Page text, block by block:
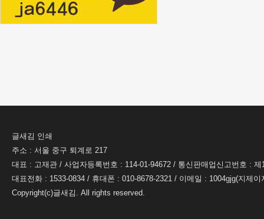
글새김 인쇄
주소 : 서울 중구 퇴계로 217
대표 : 고재관 / 사업자등록번호 : 114-01-94672 / 통신판매업신고번호 : 제
대표전화 : 1533-0834 / 휴대폰 : 010-8678-2321 / 이메일 : 1004gjg(지제이
Copyright(c)글새김. All rights reserved.